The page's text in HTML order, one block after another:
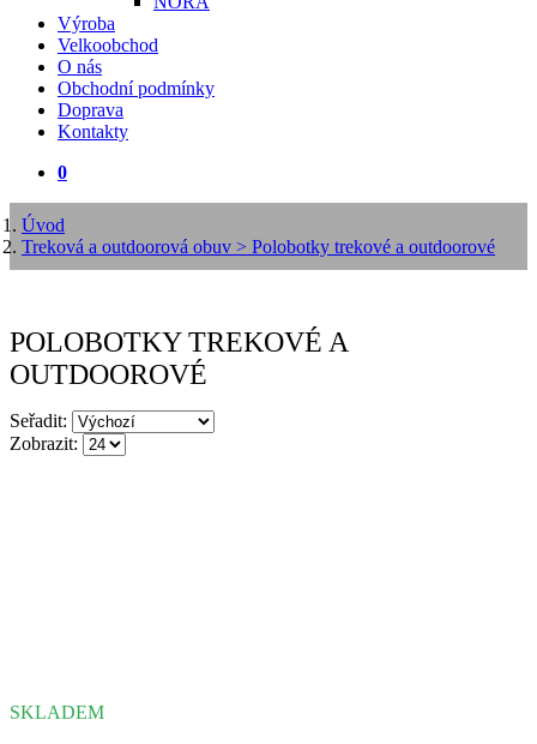
Výroba
Velkoobchod
O nás
Obchodní podmínky
Doprava
Kontakty
0
Úvod
Treková a outdoorová obuv > Polobotky trekové a outdoorové
POLOBOTKY TREKOVÉ A
OUTDOOROVÉ
Seřadit:
Zobrazit:
SKLADEM